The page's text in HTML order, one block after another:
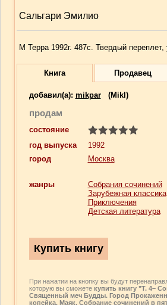
Сальгари Эмилио
М Терра 1992г. 487с. Твердый
Книга Продавец
добавил(a): mikpar (Mikl)
продам
состояние
год выпуска
1992
город
Москва
жанры
Собрания сочинений
Зарубежная классика
Приключения
Детская литература
При нажатии на кнопку вы будут
которую вы сможете купить книгу "Т. 4–
Священный меч Будды. Город
копейка. Маяк. Собрание сочинений в